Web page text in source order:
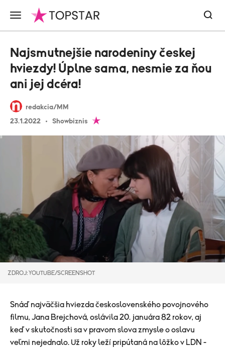
redakcia/MM
23.1.2022
Showbiznis
Najsmutnejšie narodeniny českej
hviezdy! Úplne sama, nesmie za ňou
ani jej dcéra!
ZDROJ: YOUTUBE/SCREENSHOT
Snáď najväčšia hviezda československého povojnového
filmu, Jana Brejchová, oslávila 20. januára 82 rokov, aj
keď v skutočnosti sa v pravom slova zmysle o oslavu
veľmi nejednalo. Už roky leží pripútaná na lôžko v LDN -